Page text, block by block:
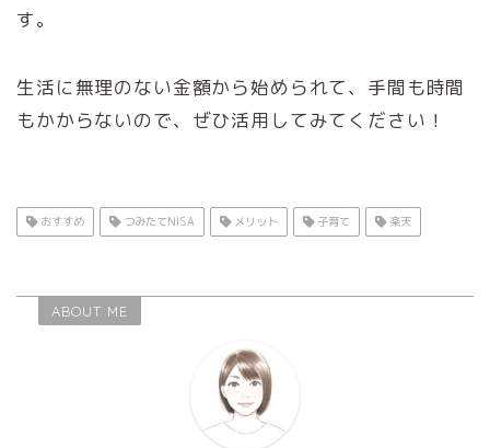
す。
生活に無理のない金額から始められて、手間も時間
もかからないので、ぜひ活用してみてください！
おすすめ つみたてNISA メリット 子育て 楽天
ABOUT ME